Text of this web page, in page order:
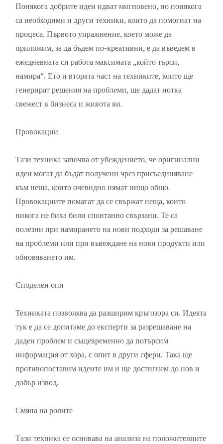
Понякога добрите идеи идват мигновено, но понякога
са необходими и други техники, които да помогнат на
процеса. Първото упражнение, което може да
приложим, за да бъдем по-креативни, е да въведем в
ежедневната си работа максимата „който търси,
намира“. Ето и втората част на техниките, които ще
генерират решения на проблеми, ще дадат нотка
свежест в бизнеса и живота ви.
Провокации
Тази техника започва от убеждението, че оригинални
идеи могат да бъдат получени чрез присъединяване
към неща, които очевидно нямат нищо общо.
Провокациите помагат да се свържат неща, които
никога не биха били спонтанно свързани. Те са
полезни при намирането на нови подходи за решаване
на проблеми или при въвеждане на нови продукти или
обновяването им.
Споделен опи
Техниката позволява да разширим кръгозора си. Идеята
тук е да се допитаме до експерти за разрешаване на
даден проблем и същевременно да потърсим
информация от хора, с опит в други сфери. Така ще
противопоставим идеите им и ще достигнем до нов и
добър извод.
Смяна на ролите
Тази техника се основава на анализа на положителните